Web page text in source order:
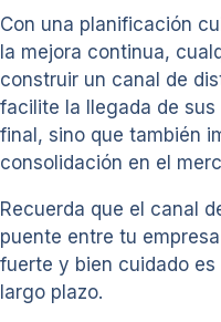
Con una planificación
la mejora continua,
construir un canal de
facilite la llegada de
final, sino que también
consolidación en el
Recuerda que el canal
puente entre tu
fuerte y bien cuidado
largo plazo.